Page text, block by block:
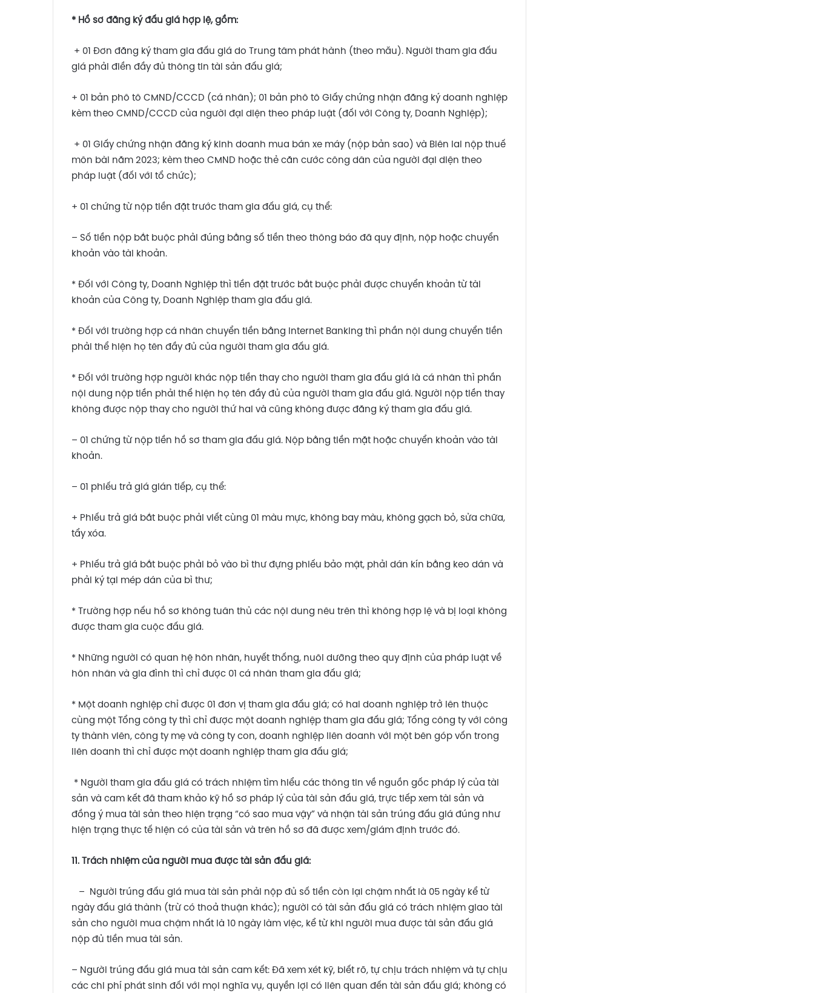
* Hồ sơ đăng ký đấu giá hợp lệ, gồm:
+ 01 Đơn đăng ký tham gia đấu giá do Trung tâm phát hành (theo mẫu). Người tham gia đấu
giá phải điền đầy đủ thông tin tài sản đấu giá;
+ 01 bản phô tô CMND/CCCD (cá nhân); 01 bản phô tô Giấy chứng nhận đăng ký doanh nghiệp
kèm theo CMND/CCCD của người đại diện theo pháp luật (đối với Công ty, Doanh Nghiệp);
+ 01 Giấy chứng nhận đăng ký kinh doanh mua bán xe máy (nộp bản sao) và Biên lai nộp thuế
môn bài năm 2023; kèm theo CMND hoặc thẻ căn cước công dân của người đại diện theo
pháp luật (đối với tổ chức);
+ 01 chứng từ nộp tiền đặt trước tham gia đấu giá, cụ thể:
– Số tiền nộp bắt buộc phải đúng bằng số tiền theo thông báo đã quy định, nộp hoặc chuyển
khoản vào tài khoản.
* Đối với Công ty, Doanh Nghiệp thì tiền đặt trước bắt buộc phải được chuyển khoản từ tài
khoản của Công ty, Doanh Nghiệp tham gia đấu giá.
* Đối với trường hợp cá nhân chuyển tiền bằng Internet Banking thì phần nội dung chuyển tiền
phải thể hiện họ tên đầy đủ của người tham gia đấu giá.
* Đối với trường hợp người khác nộp tiền thay cho người tham gia đấu giá là cá nhân thì phần
nội dung nộp tiền phải thể hiện họ tên đầy đủ của người tham gia đấu giá. Người nộp tiền thay
không được nộp thay cho người thứ hai và cũng không được đăng ký tham gia đấu giá.
– 01 chứng từ nộp tiền hồ sơ tham gia đấu giá. Nộp bằng tiền mặt hoặc chuyển khoản vào tài
khoản.
– 01 phiếu trả giá gián tiếp, cụ thể:
+ Phiếu trả giá bắt buộc phải viết cùng 01 màu mực, không bay màu, không gạch bỏ, sửa chữa,
tẩy xóa.
+ Phiếu trả giá bắt buộc phải bỏ vào bì thư đựng phiếu bảo mật, phải dán kín bằng keo dán và
phải ký tại mép dán của bì thư;
* Trường hợp nếu hồ sơ không tuân thủ các nội dung nêu trên thì không hợp lệ và bị loại không
được tham gia cuộc đấu giá.
* Những người có quan hệ hôn nhân, huyết thống, nuôi dưỡng theo quy định của pháp luật về
hôn nhân và gia đình thì chỉ được 01 cá nhân tham gia đấu giá;
* Một doanh nghiệp chỉ được 01 đơn vị tham gia đấu giá; có hai doanh nghiệp trở lên thuộc
cùng một Tổng công ty thì chỉ được một doanh nghiệp tham gia đấu giá; Tổng công ty với công
ty thành viên, công ty mẹ và công ty con, doanh nghiệp liên doanh với một bên góp vốn trong
liên doanh thì chỉ được một doanh nghiệp tham gia đấu giá;
* Người tham gia đấu giá có trách nhiệm tìm hiểu các thông tin về nguồn gốc pháp lý của tài
sản và cam kết đã tham khảo kỹ hồ sơ pháp lý của tài sản đấu giá, trực tiếp xem tài sản và
đồng ý mua tài sản theo hiện trạng “có sao mua vậy” và nhận tài sản trúng đấu giá đúng như
hiện trạng thực tế hiện có của tài sản và trên hồ sơ đã được xem/giám định trước đó.
11. Trách nhiệm của người mua được tài sản đấu giá:
– Người trúng đấu giá mua tài sản phải nộp đủ số tiền còn lại chậm nhất là 05 ngày kể từ
ngày đấu giá thành (trừ có thoả thuận khác); người có tài sản đấu giá có trách nhiệm giao tài
sản cho người mua chậm nhất là 10 ngày làm việc, kể từ khi người mua được tài sản đấu giá
nộp đủ tiền mua tài sản.
– Người trúng đấu giá mua tài sản cam kết: Đã xem xét kỹ, biết rõ, tự chịu trách nhiệm và tự chịu
các chi phí phát sinh đối với mọi nghĩa vụ, quyền lợi có liên quan đến tài sản đấu giá; không có